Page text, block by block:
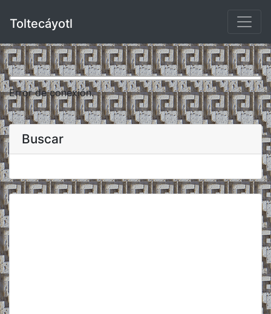
Toltecáyotl
Error de conexión.
Buscar